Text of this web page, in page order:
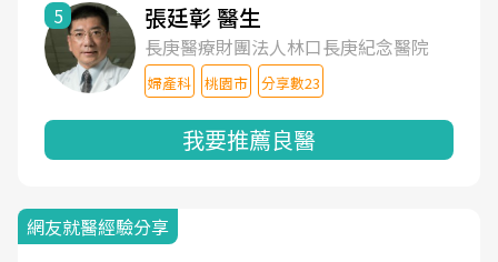
5 張廷彰 醫生
長庚醫療財團法人林口長庚紀念醫院
婦產科 桃園市 分享數23
我要推薦良醫
網友就醫經驗分享